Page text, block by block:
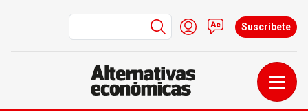
Menú de cuenta de
Iniciar sesión
Contacto
Suscríbete